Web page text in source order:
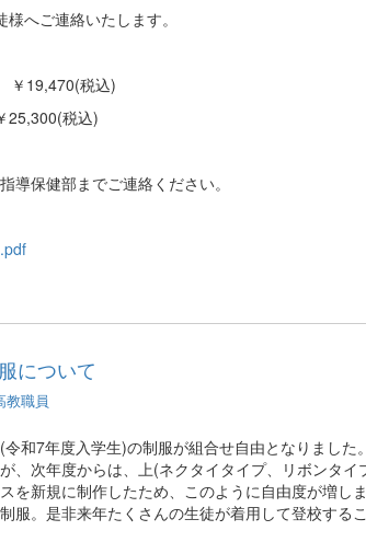
へご連絡いたします。
19,470(税込)
税込)
導保健部までご連絡ください。
について
教職員
7年度入学生)の制服が組合せ自由となりました
、次年度からは、上(ネクタイタイプ、リボンタ
を新規に制作したため、このように自由度が増しま
。是非来年たくさんの生徒が着用して登校する